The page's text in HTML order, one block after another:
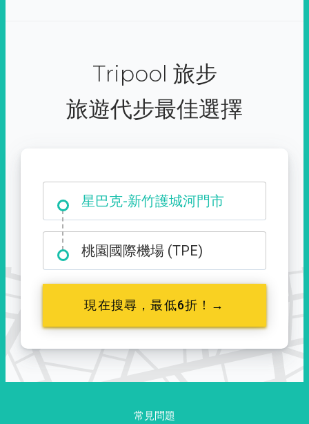
Tripool 旅步
旅遊代步最佳選擇
大霸尖山登山口
桃園國際機場 (TPE)
現在搜尋，最低6折！→
常見問題